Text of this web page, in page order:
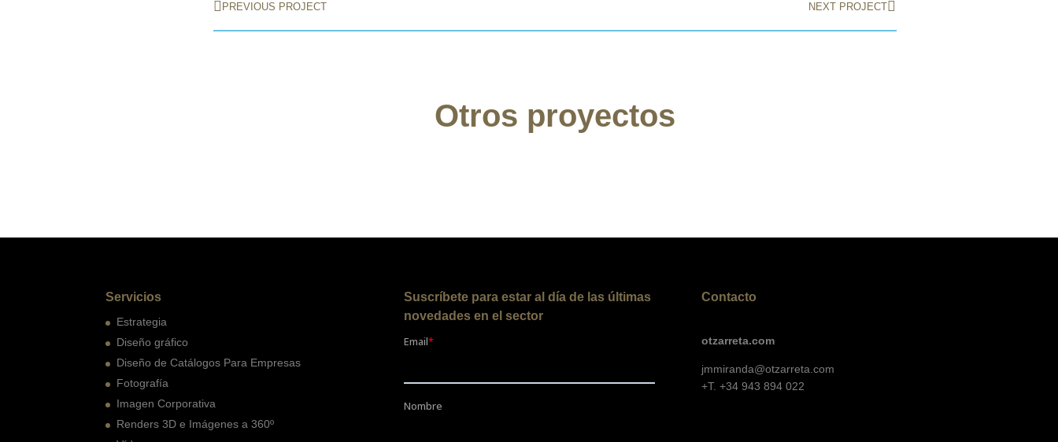
PREVIOUS PROJECT NEXT PROJECT
Otros proyectos
Servicios
Estrategia
Diseño gráfico
Diseño de Catálogos Para Empresas
Fotografía
Imagen Corporativa
Renders 3D e Imágenes a 360º
Suscríbete para estar al día de las últimas
novedades en el sector
Contacto
otzarreta.com
jmmiranda@otzarreta.com
+T. +34 943 894 022